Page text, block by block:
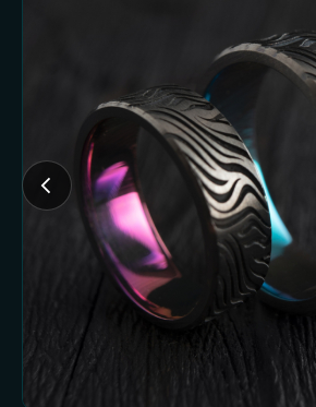
Частые вопросы (и честные
ответы):
FAQ И ГОТОВНОСТЬ
К ЗАКАЗУ
Доставляете ли
наложенным
платежом?
Нет. Работаем только по предоплате. Это
наш принцип и защита от недоразумений
с обеих сторон.